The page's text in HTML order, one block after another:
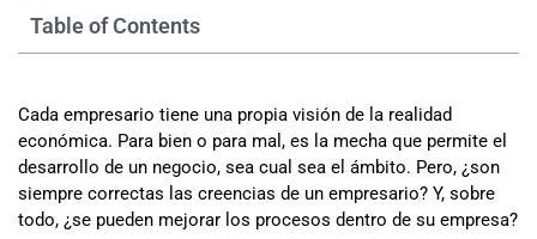
Table of Contents
Cada empresario tiene una propia visión de la realidad
económica. Para bien o para mal, es la mecha que permite el
desarrollo de un negocio, sea cual sea el ámbito. Pero, ¿son
siempre correctas las creencias de un empresario? Y, sobre
todo, ¿se pueden mejorar los procesos dentro de su empresa?